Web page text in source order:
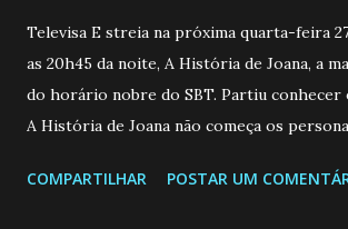
Televisa E streia na próxima quarta-feira
as 20h45 da noite, A História de Joana, a
do horário nobre do SBT. Partiu conhecer
A História de Joana não começa os
de 25/05/26 a 31/05/26 JOANA
COMPARTILHAR POSTAR UM